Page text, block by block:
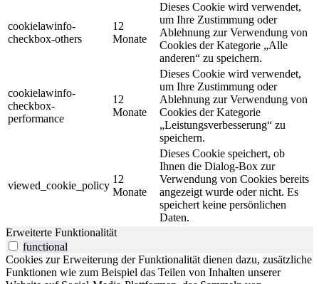
cookielawinfo-
checkbox-others
12
Monate
Dieses Cookie wird verwendet,
um Ihre Zustimmung oder
Ablehnung zur Verwendung von
Cookies der Kategorie „Alle
anderen“ zu speichern.
cookielawinfo-
checkbox-
performance
12
Monate
Dieses Cookie wird verwendet,
um Ihre Zustimmung oder
Ablehnung zur Verwendung von
Cookies der Kategorie
„Leistungsverbesserung“ zu
speichern.
viewed_cookie_policy
12
Monate
Dieses Cookie speichert, ob
Ihnen die Dialog-Box zur
Verwendung von Cookies bereits
angezeigt wurde oder nicht. Es
speichert keine persönlichen
Daten.
Erweiterte Funktionalität
functional
Cookies zur Erweiterung der Funktionalität dienen dazu, zusätzliche
Funktionen wie zum Beispiel das Teilen von Inhalten unserer